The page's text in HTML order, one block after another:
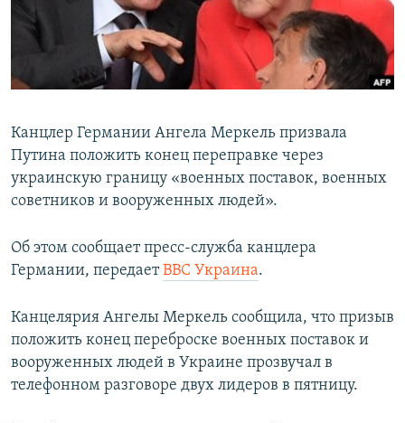
ПОБЕДИТЕЛЕЙ НЕ СУДЯТ?
КРЫМ.НЕПОКОРЕННЫЙ
ПРИСОЕДИНЯЙТЕСЬ!
Все сайты RFE/RL
Канцлер Германии Ангела Меркель призвала
Путина положить конец переправке через
украинскую границу «военных поставок, военных
советников и вооруженных людей».
Об этом сообщает пресс-служба канцлера
Германии, передаетВВС Украина.
Канцелярия Ангелы Меркель сообщила, что призыв
положить конец переброске военных поставок и
вооруженных людей в Украине прозвучал в
телефонном разговоре двух лидеров в пятницу.